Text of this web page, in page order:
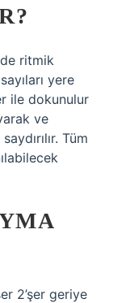
ritmik
yere
ile dokunulur
ve
Tüm
2’şer geriye